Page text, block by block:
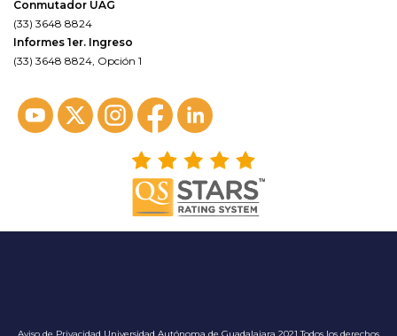
Conmutador UAG
(33) 3648 8824
Informes 1er. Ingreso
(33) 3648 8824, Opción 1
Aviso de Privacidad Universidad Autónoma de Guadalajara 2021 Todos los derechos